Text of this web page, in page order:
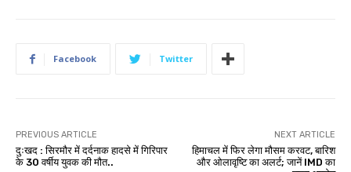
Facebook Twitter
PREVIOUS ARTICLE
दुःखद : सिरमौर में दर्दनाक हादसे में गिरिपार
के 30 वर्षीय युवक की मौत..
NEXT ARTICLE
हिमाचल में फिर लेगा मौसम करवट, बारिश
और ओलावृष्टि का अलर्ट; जानें IMD का